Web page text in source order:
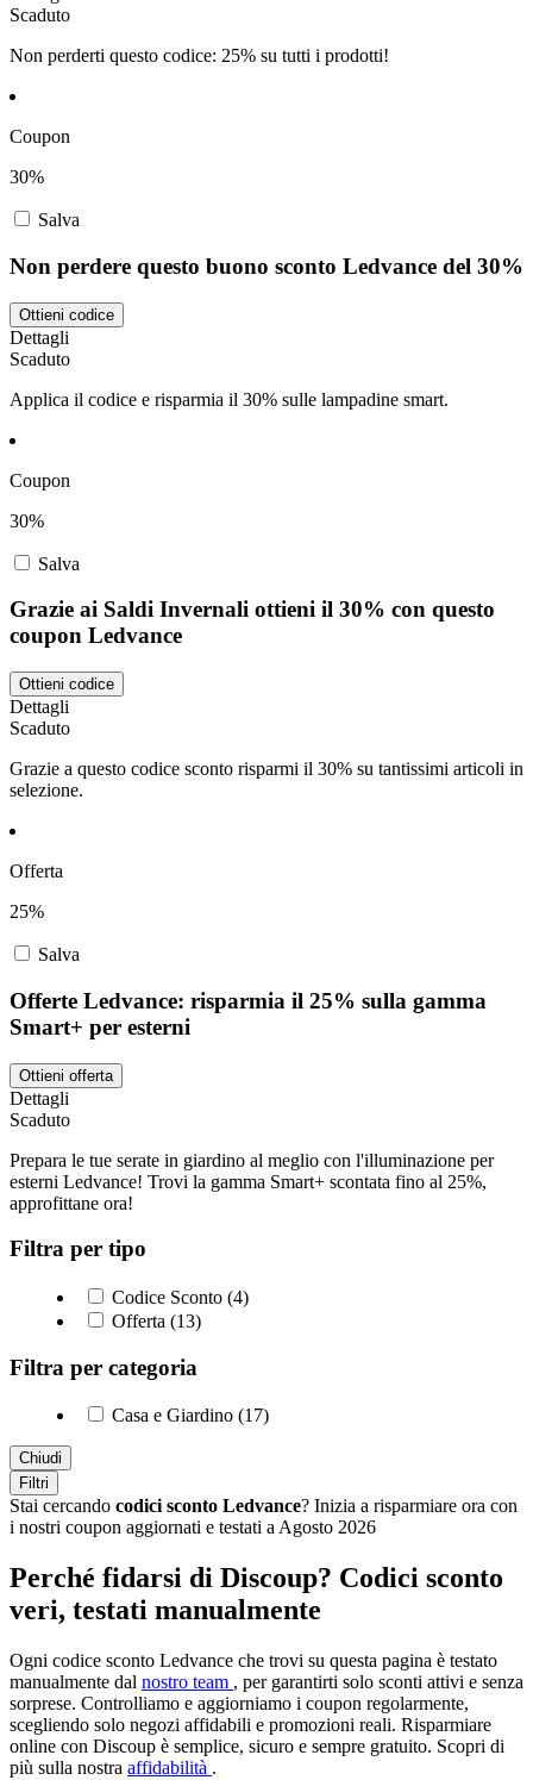
Scaduto
Non perderti questo codice: 25% su tutti i prodotti!
Coupon
30%
Salva
Non perdere questo buono sconto Ledvance del 30%
Ottieni codice
Dettagli
Scaduto
Applica il codice e risparmia il 30% sulle lampadine smart.
Coupon
30%
Salva
Grazie ai Saldi Invernali ottieni il 30% con questo
coupon Ledvance
Ottieni codice
Dettagli
Scaduto
Grazie a questo codice sconto risparmi il 30% su tantissimi articoli in
selezione.
Offerta
25%
Salva
Offerte Ledvance: risparmia il 25% sulla gamma
Smart+ per esterni
Ottieni offerta
Dettagli
Scaduto
Prepara le tue serate in giardino al meglio con l'illuminazione per
esterni Ledvance! Trovi la gamma Smart+ scontata fino al 25%,
approfittane ora!
Filtra per tipo
Codice Sconto (4)
Offerta (13)
Filtra per categoria
Casa e Giardino (17)
Chiudi
Filtri
Stai cercando codici sconto Ledvance? Inizia a risparmiare ora con
i nostri coupon aggiornati e testati a Agosto 2026
Perché fidarsi di Discoup? Codici sconto
veri, testati manualmente
Ogni codice sconto Ledvance che trovi su questa pagina è testato
manualmente dal nostro team , per garantirti solo sconti attivi e senza
sorprese. Controlliamo e aggiorniamo i coupon regolarmente,
scegliendo solo negozi affidabili e promozioni reali. Risparmiare
online con Discoup è semplice, sicuro e sempre gratuito. Scopri di
più sulla nostra affidabilità .